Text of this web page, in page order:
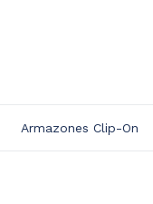
Armazones Clip-On